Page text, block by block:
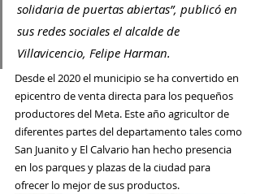
solidaria de puertas abiertas”, publicó en
sus redes sociales el alcalde de
Villavicencio, Felipe Harman.
Desde el 2020 el municipio se ha convertido en
epicentro de venta directa para los pequeños
productores del Meta. Este año agricultor de
diferentes partes del departamento tales como
San Juanito y El Calvario han hecho presencia
en los parques y plazas de la ciudad para
ofrecer lo mejor de sus productos.